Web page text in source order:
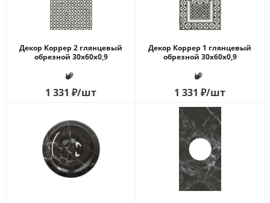
Декор Коррер 2 глянцевый
обрезной 30x60x0,9
1 331 ₽/шт
Декор Коррер 1 глянцевый
обрезной 30x60x0,9
1 331 ₽/шт